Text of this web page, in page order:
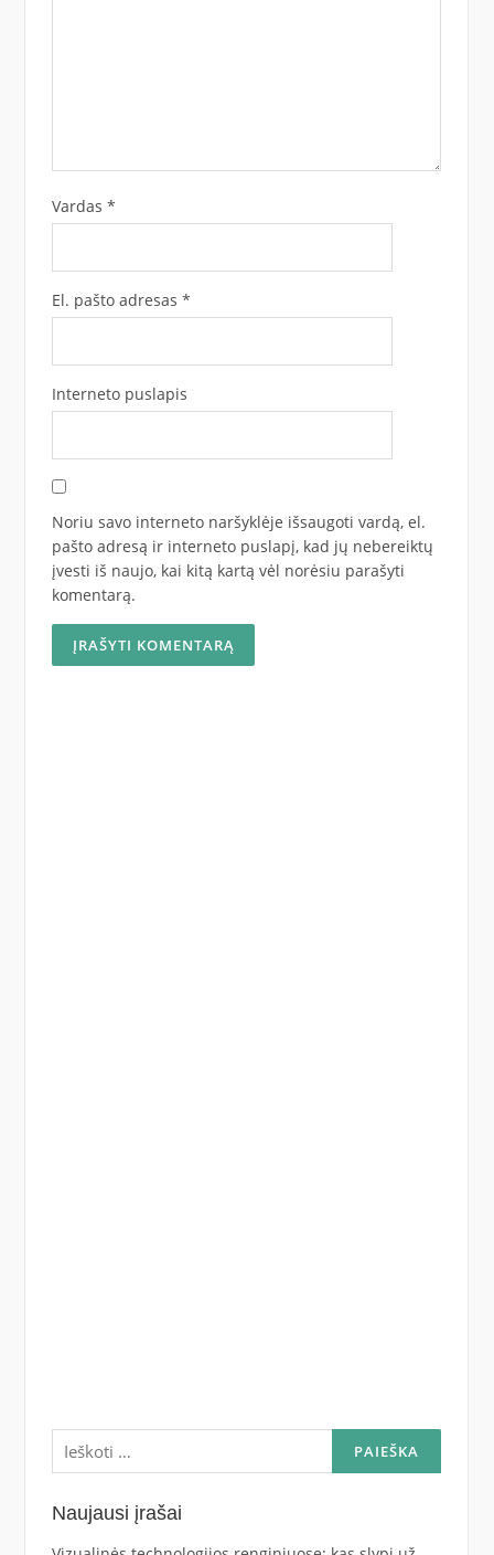
Vardas *
El. pašto adresas *
Interneto puslapis
Noriu savo interneto naršyklėje išsaugoti vardą, el.
pašto adresą ir interneto puslapį, kad jų nebereiktų
įvesti iš naujo, kai kitą kartą vėl norėsiu parašyti
komentarą.
Ieškoti:
Naujausi įrašai